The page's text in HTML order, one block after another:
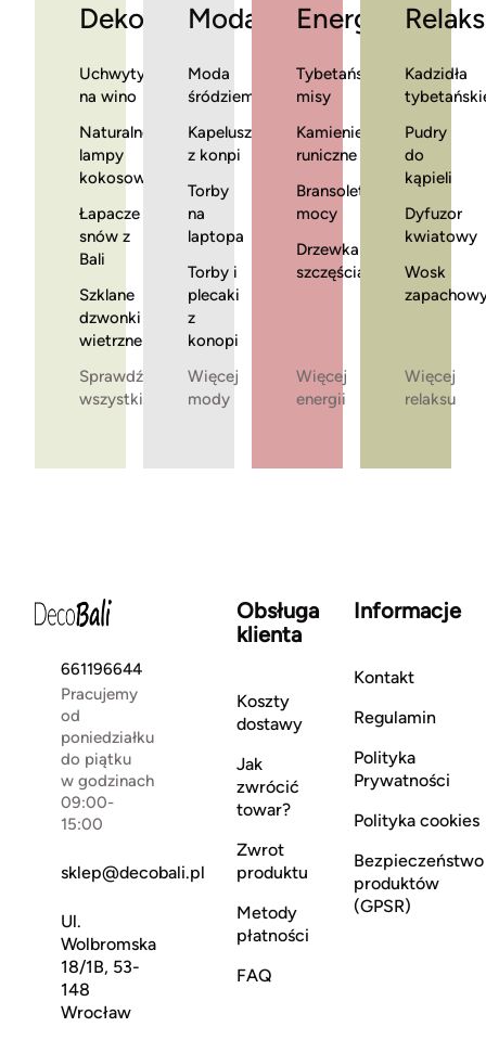
Dekoracje
Uchwyty
na wino
Naturalne
lampy
kokosowe
Łapacze
snów z
Bali
Szklane
dzwonki
wietrzne
Sprawdź
wszystkie
Moda
Moda
śródziemnomorska
Kapelusze
z konpi
Torby
na
laptopa
Torby i
plecaki
z
konopi
Więcej
mody
Energia
Tybetańskie
misy
Kamienie
runiczne
Bransoletki
mocy
Drzewka
szczęścia
Więcej
energii
Relaks
Kadzidła
Pudry
do
kąpieli
Dyfuzor
kwiatowy
Wosk
Więcej
relaksu
661196644
Pracujemy
od
poniedziałku
do piątku
w godzinach
09:00-
15:00
sklep@decobali.pl
Ul.
Wolbromska
18/1B, 53-
148
Wrocław
Obsługa
klienta
Koszty
dostawy
Jak
zwrócić
towar?
Zwrot
produktu
Metody
płatności
FAQ
Informacje
Kontakt
Regulamin
Polityka
Prywatności
Polityka cookies
Bezpieczeństwo
produktów
(GPSR)